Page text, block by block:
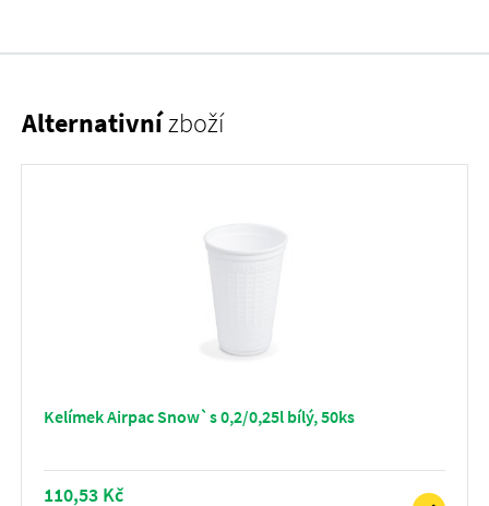
Alternativnízboží
Kelímek Airpac Snow`s 0,2/0,25l bílý, 50ks
110,53 Kč